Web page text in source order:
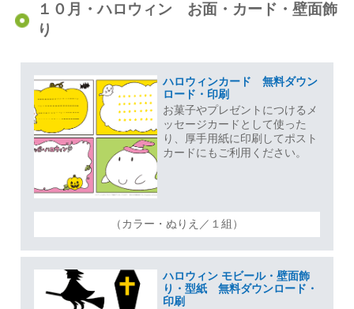
１０月・ハロウィン お面・カード・壁面飾
り
ハロウィンカード 無料ダウン
ロード・印刷
お菓子やプレゼントにつけるメ
ッセージカードとして使った
り、厚手用紙に印刷してポスト
カードにもご利用ください。
（カラー・ぬりえ／１組）
ハロウィン モビール・壁面飾
り・型紙 無料ダウンロード・
印刷